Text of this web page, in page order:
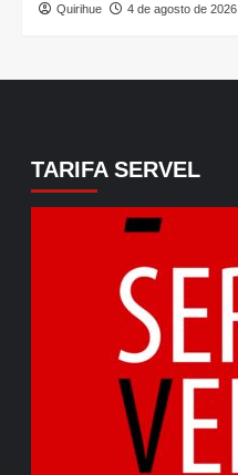
Quirihue 4 de agosto de 2026
TARIFA SERVEL